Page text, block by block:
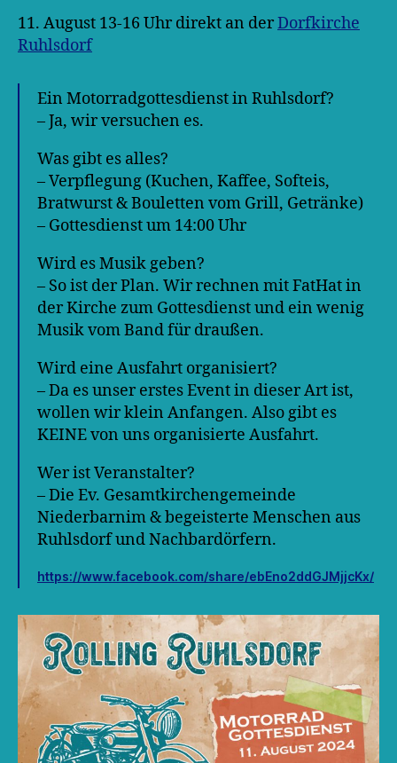
11. August 13-16 Uhr direkt an derDorfkirche
Ruhlsdorf
Ein Motorradgottesdienst in Ruhlsdorf?
– Ja, wir versuchen es.
Was gibt es alles?
– Verpflegung (Kuchen, Kaffee, Softeis,
Bratwurst & Bouletten vom Grill, Getränke)
– Gottesdienst um 14:00 Uhr
Wird es Musik geben?
– So ist der Plan. Wir rechnen mit FatHat in
der Kirche zum Gottesdienst und ein wenig
Musik vom Band für draußen.
Wird eine Ausfahrt organisiert?
– Da es unser erstes Event in dieser Art ist,
wollen wir klein Anfangen. Also gibt es
KEINE von uns organisierte Ausfahrt.
Wer ist Veranstalter?
– Die Ev. Gesamtkirchengemeinde
Niederbarnim & begeisterte Menschen aus
Ruhlsdorf und Nachbardörfern.
https://www.facebook.com/share/ebEno2ddGJMjjcKx/